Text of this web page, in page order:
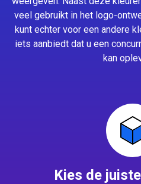
veel gebruikt in het logo-
kunt echter voor een andere
iets aanbiedt dat u een
kan
Kies de